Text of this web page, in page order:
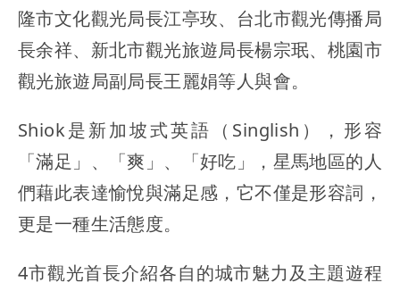
隆市文化觀光局長江亭玫、台北市觀光傳播局
長余祥、新北市觀光旅遊局長楊宗珉、桃園市
觀光旅遊局副局長王麗娟等人與會。
Shiok是新加坡式英語（Singlish），形容
「滿足」、「爽」、「好吃」，星馬地區的人
們藉此表達愉悅與滿足感，它不僅是形容詞，
更是一種生活態度。
4市觀光首長介紹各自的城市魅力及主題遊程